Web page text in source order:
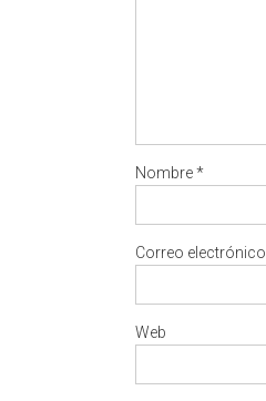
Nombre*
Correo electrónico
Web